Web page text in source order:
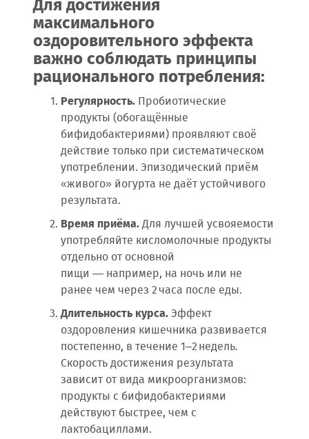
Для достижения
максимального
оздоровительного эффекта
важно соблюдать принципы
рационального потребления:
Регулярность. Пробиотические
продукты (обогащённые
бифидобактериями) проявляют своё
действие только при систематическом
употреблении. Эпизодический приём
«живого» йогурта не даёт устойчивого
результата.
Время приёма.Для лучшей усвояемости
употребляйте кисломолочные продукты
отдельно от основной
пищи — например, на ночь или не
ранее чем через 2 часа после еды.
Длительность курса.Эффект
оздоровления кишечника развивается
постепенно, в течение 1–2 недель.
Скорость достижения результата
зависит от вида микроорганизмов:
продукты с бифидобактериями
действуют быстрее, чем с
лактобациллами.